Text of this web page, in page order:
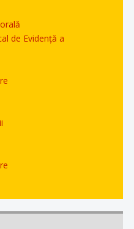
de Evidență a